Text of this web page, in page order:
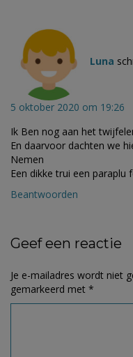
Luna
5 oktober 2020 om 19:26
Ik Ben nog aan het
En daarvoor dachten we
Nemen
Een dikke trui een
Beantwoorden
Geef een reactie
Je e-mailadres wordt niet
gemarkeerd met *